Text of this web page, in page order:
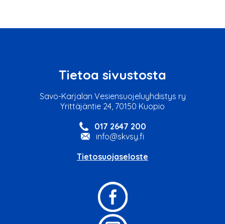
Tietoa sivustosta
Savo-Karjalan Vesiensuojeluyhdistys ry
Yrittäjäntie 24, 70150 Kuopio
017 2647 200
info@skvsy.fi
Tietosuojaseloste